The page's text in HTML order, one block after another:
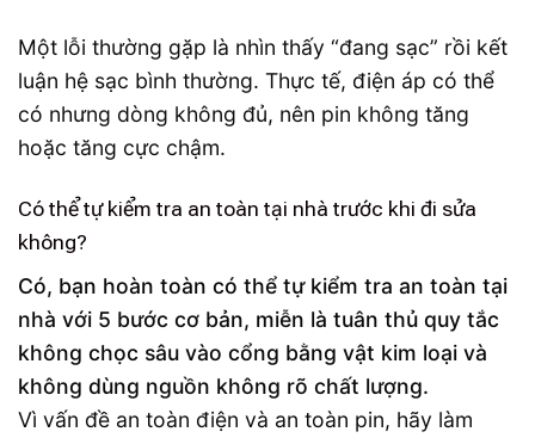
Một lỗi thường gặp là nhìn thấy “đang sạc” rồi kết
luận hệ sạc bình thường. Thực tế, điện áp có thể
có nhưng dòng không đủ, nên pin không tăng
hoặc tăng cực chậm.
Có thể tự kiểm tra an toàn tại nhà trước khi đi sửa
không?
Có, bạn hoàn toàn có thể tự kiểm tra an toàn tại
nhà với 5 bước cơ bản, miễn là tuân thủ quy tắc
không chọc sâu vào cổng bằng vật kim loại và
không dùng nguồn không rõ chất lượng.
Vì vấn đề an toàn điện và an toàn pin, hãy làm